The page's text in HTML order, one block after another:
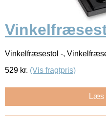
Vinkelfræsestol -,
529 kr. (Vis fragtpris)
Læs